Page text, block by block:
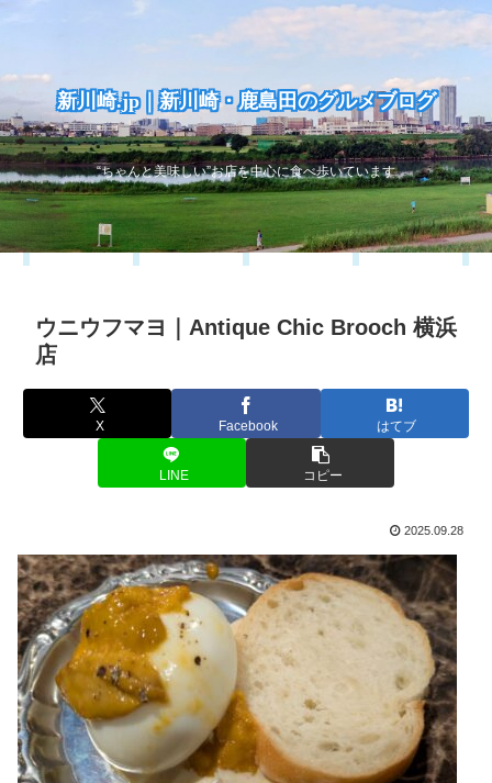
新川崎.jp｜新川崎・鹿島田のグルメブログ
“ちゃんと美味しい”お店を中心に食べ歩いています
ウニウフマヨ｜Antique Chic Brooch 横浜
店
X Facebook はてブ
LINE コピー
2025.09.28